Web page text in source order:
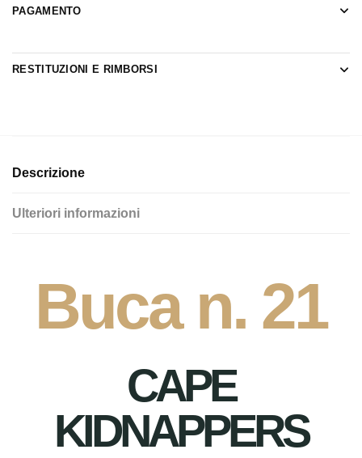
PAGAMENTO
RESTITUZIONI E RIMBORSI
Descrizione
Ulteriori informazioni
Buca n. 21
CAPE
KIDNAPPERS